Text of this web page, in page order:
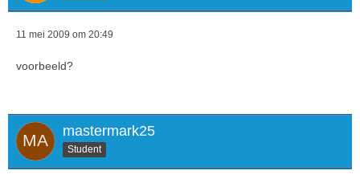
11 mei 2009 om 20:49
voorbeeld?
mastermark25
Student